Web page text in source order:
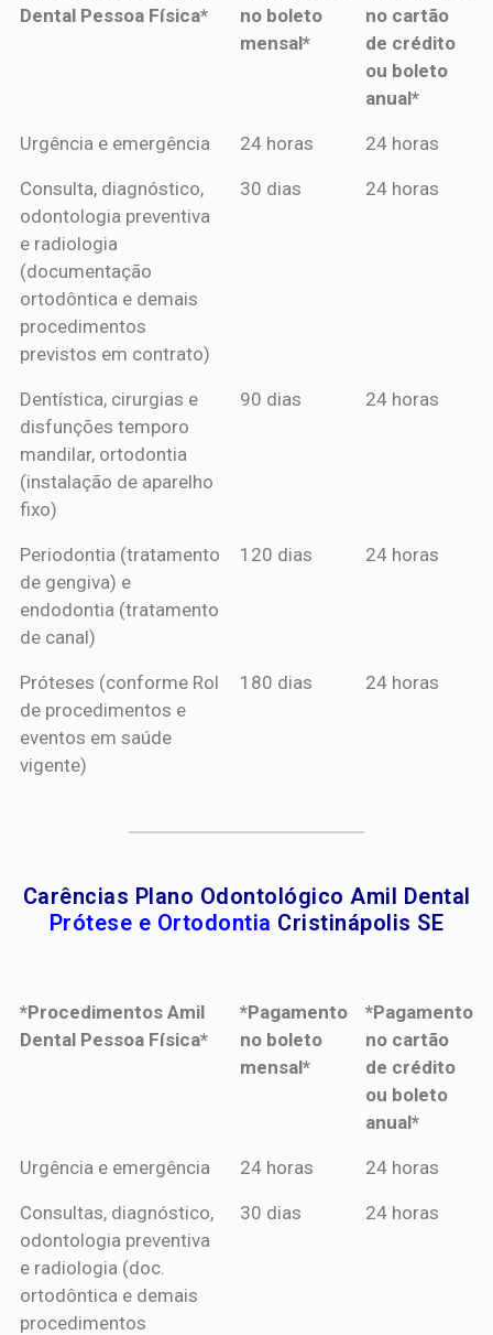
Dental Pessoa Física*
no boleto
mensal*
no cartão
de crédito
ou boleto
anual*
*Procedimentos Amil
*Pagamento
mensal*
*Pagamento
de crédito
Urgência e emergência 24 horas 24 horas
Consulta, diagnóstico,
odontologia preventiva
e radiologia
(documentação
ortodôntica e demais
procedimentos
previstos em contrato)
30 dias 24 horas
Dentística, cirurgias e
disfunções temporo
mandilar, ortodontia
(instalação de aparelho
fixo)
90 dias 24 horas
Periodontia (tratamento
de gengiva) e
endodontia (tratamento
de canal)
120 dias 24 horas
Próteses (conforme Rol
de procedimentos e
eventos em saúde
vigente)
180 dias 24 horas
Carências Plano Odontológico Amil Dental
Prótese e Ortodontia Cristinápolis SE
*Procedimentos Amil
Dental Pessoa Física*
*Pagamento
no boleto
mensal*
*Pagamento
no cartão
de crédito
ou boleto
anual*
*Procedimentos Amil
*Pagamento
mensal*
*Pagamento
de crédito
Urgência e emergência 24 horas 24 horas
Consultas, diagnóstico,
odontologia preventiva
e radiologia (doc.
ortodôntica e demais
procedimentos
30 dias 24 horas